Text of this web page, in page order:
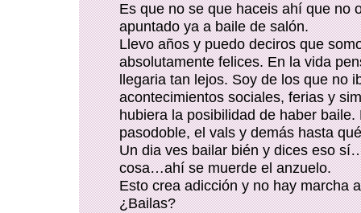
Es que no se que haceis ahí que no
apuntado ya a baile de salón.
Llevo años y puedo deciros que
absolutamente felices. En la vida
llegaria tan lejos. Soy de los que no
acontecimientos sociales, ferias y
hubiera la posibilidad de haber baile.
pasodoble, el vals y demás hasta
Un dia ves bailar bién y dices eso
cosa…ahí se muerde el anzuelo.
Esto crea adicción y no hay marcha
¿Bailas?